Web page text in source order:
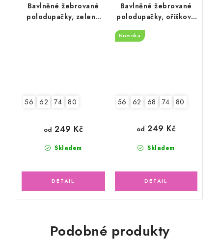
Bavlněné žebrované
polodupačky, zelené
56 62 74 80
Skladem
od 249 Kč
Bavlněné žebrované
polodupačky, oříškové
Novinka
56 62 68 74 80
Skladem
od 249 Kč
Podobné produkty